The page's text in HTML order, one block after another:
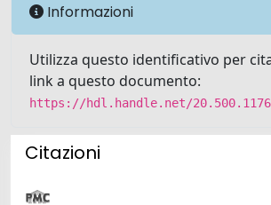
Informazioni
Utilizza questo identificativo per
link a questo documento:
https://hdl.handle.net/
Citazioni